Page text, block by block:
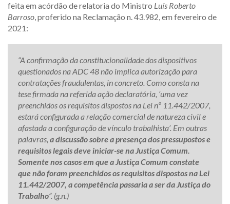
feita em acórdão de relatoria do Ministro Luís Roberto
Barroso, proferido na Reclamação n. 43.982, em fevereiro de
2021:
“A confirmação da constitucionalidade dos dispositivos
questionados na ADC 48 não implica autorização para
contratações fraudulentas, in concreto. Como consta na
tese firmada na referida ação declaratória, ‘uma vez
preenchidos os requisitos dispostos na Lei nº 11.442/2007,
estará configurada a relação comercial de natureza civil e
afastada a configuração de vínculo trabalhista’. Em outras
palavras, a discussão sobre a presença dos pressupostos e
requisitos legais deve iniciar-se na Justiça Comum.
Somente nos casos em que a Justiça Comum constate
que não foram preenchidos os requisitos dispostos na Lei
11.442/2007, a competência passaria a ser da Justiça do
Trabalho”. (g.n.)